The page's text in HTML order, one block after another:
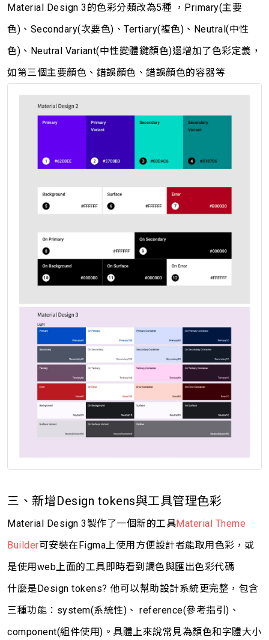
Material Design 3的色彩分類改為5種 ，Primary(主要
色)、Secondary(次要色)、Tertiary(複色)、Neutral(中性
色)、Neutral Variant(中性變體鍵顏色)還增加了色彩定義，
如第三個主要顏色、錯誤顏色、錯誤顏色的容器等
三、新增Design tokens與工具管理色彩
Material Design 3製作了一個新的工具Material Theme
Builder可安裝在Figma上使用方便設計者能取用色彩，或
是使用web上面的工具即時看到調色與匯出色彩代碼
什麼是Design tokens? 他可以幫助設計系統更完整，包含
三種功能：system(系統性)、 reference(參考指引)、
component(組件使用)。具體上來說常見為顏色和字體大小